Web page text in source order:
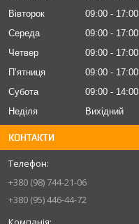
Вівторок
09:00
17:00
Середа
09:00
17:00
Четвер
09:00
17:00
Пʼятниця
09:00
17:00
Субота
09:00
14:00
Неділя
Вихідний
КОНТАКТИ
+380 (98) 744-21-06
+380 (95) 446-44-72